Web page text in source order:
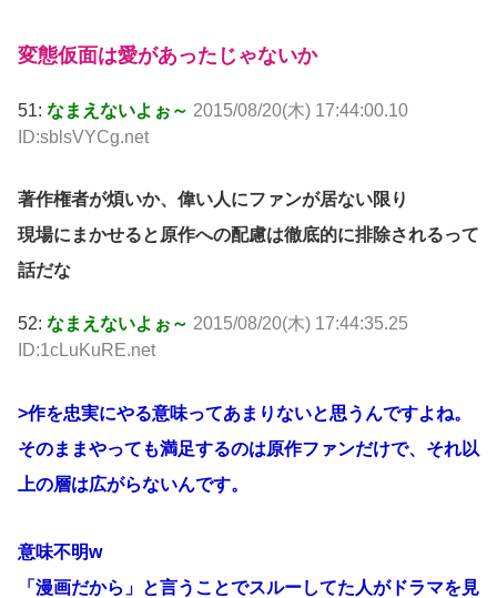
変態仮面は愛があったじゃないか
51: なまえないよぉ～ 2015/08/20(木) 17:44:00.10
ID:sblsVYCg.net
著作権者が煩いか、偉い人にファンが居ない限り
現場にまかせると原作への配慮は徹底的に排除されるって
話だな
52: なまえないよぉ～ 2015/08/20(木) 17:44:35.25
ID:1cLuKuRE.net
>作を忠実にやる意味ってあまりないと思うんですよね。
そのままやっても満足するのは原作ファンだけで、それ以
上の層は広がらないんです。
意味不明w
「漫画だから」と言うことでスルーしてた人がドラマを見